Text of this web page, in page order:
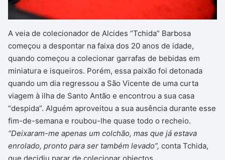
A veia de colecionador de Alcides “Tchida” Barbosa
começou a despontar na faixa dos 20 anos de idade,
quando começou a colecionar garrafas de bebidas em
miniatura e isqueiros. Porém, essa paixão foi detonada
quando um dia regressou a São Vicente de uma curta
viagem à ilha de Santo Antão e encontrou a sua casa
“despida”. Alguém aproveitou a sua ausência durante esse
fim-de-semana e roubou-lhe quase todo o recheio.
“Deixaram-me apenas um colchão, mas que já estava
enrolado, pronto para ser também levado”, conta Tchida,